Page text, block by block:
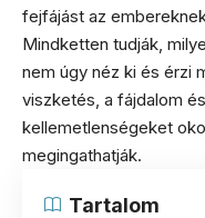
fejfájást az
Mindketten tudják,
nem úgy néz ki és érzi
viszketés, a fájdalom
kellemetlenségeket
megingathatják.
Tartalom